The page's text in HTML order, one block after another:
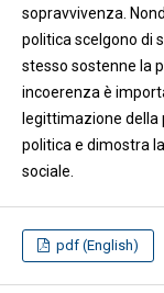
sopravvivenza.
politica scelgono di
stesso sostenne la
incoerenza è
legittimazione
politica e dimostra
sociale.
pdf (English)